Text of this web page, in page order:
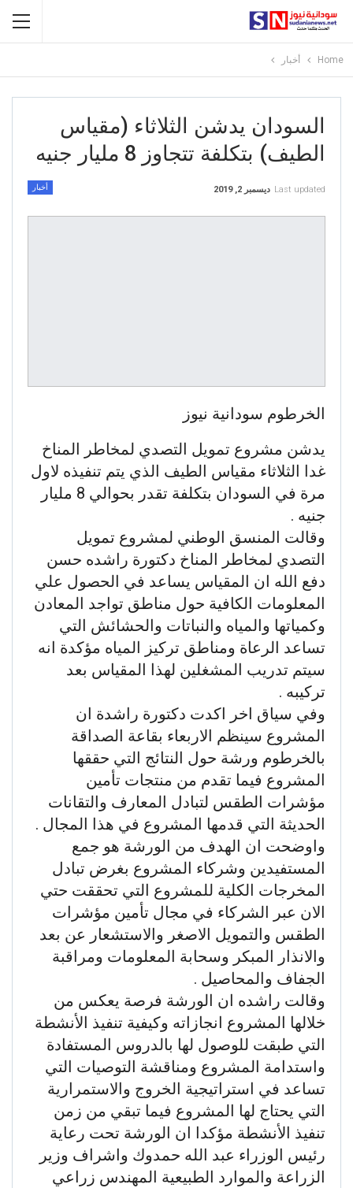
Home أخبار
السودان يدشن الثلاثاء (مقياس
الطيف) بتكلفة تتجاوز 8 مليار جنيه
أخبار Last updated ديسمبر 2, 2019
الخرطوم سودانية نيوز
يدشن مشروع تمويل التصدي لمخاطر المناخ
غدا الثلاثاء مقياس الطيف الذي يتم تنفيذه لاول
مرة في السودان بتكلفة تقدر بحوالي 8 مليار
جنيه .
وقالت المنسق الوطني لمشروع تمويل
التصدي لمخاطر المناخ دكتورة راشده حسن
دفع الله ان المقياس يساعد في الحصول علي
المعلومات الكافية حول مناطق تواجد المعادن
وكمياتها والمياه والنباتات والحشائش التي
تساعد الرعاة ومناطق تركيز المياه مؤكدة انه
سيتم تدريب المشغلين لهذا المقياس بعد
تركيبه .
وفي سياق اخر اكدت دكتورة راشدة ان
المشروع سينظم الاربعاء بقاعة الصداقة
بالخرطوم ورشة حول النتائج التي حققها
المشروع فيما تقدم من منتجات تأمين
مؤشرات الطقس لتبادل المعارف والتقانات
الحديثة التي قدمها المشروع في هذا المجال .
واوضحت ان الهدف من الورشة هو جمع
المستفيدين وشركاء المشروع بغرض تبادل
المخرجات الكلية للمشروع التي تحققت حتي
الان عبر الشركاء في مجال تأمين مؤشرات
الطقس والتمويل الاصغر والاستشعار عن بعد
والانذار المبكر وسحابة المعلومات ومراقبة
الجفاف والمحاصيل .
وقالت راشده ان الورشة فرصة يعكس من
خلالها المشروع انجازاته وكيفية تنفيذ الأنشطة
التي طبقت للوصول لها بالدروس المستفادة
واستدامة المشروع ومناقشة التوصيات التي
تساعد في استراتيجية الخروج والاستمرارية
التي يحتاج لها المشروع فيما تبقي من زمن
تنفيذ الأنشطة مؤكدا ان الورشة تحت رعاية
رئيس الوزراء عبد الله حمدوك واشراف وزير
الزراعة والموارد الطبيعية المهندس زراعي